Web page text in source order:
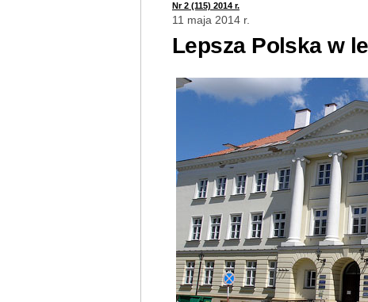
Nr 2 (115) 2014 r.
11 maja 2014 r.
Lepsza Polska w